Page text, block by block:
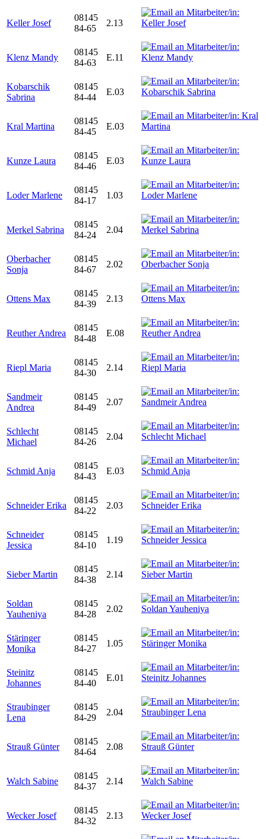
Keller Josef
08145
84-65
2.13
Klenz Mandy
08145
84-63
E.11
Kobarschik
Sabrina
08145
84-44
E.03
Kral Martina
08145
84-45
E.03
Kunze Laura
08145
84-46
E.03
Loder Marlene
08145
84-17
1.03
Merkel Sabrina
08145
84-24
2.04
Oberbacher
Sonja
08145
84-67
2.02
Ottens Max
08145
84-39
2.13
Reuther Andrea
08145
84-48
E.08
Riepl Maria
08145
84-30
2.14
Sandmeir
Andrea
08145
84-49
2.07
Schlecht
Michael
08145
84-26
2.04
Schmid Anja
08145
84-43
E.03
Schneider Erika
08145
84-22
2.03
Schneider
Jessica
08145
84-10
1.19
Sieber Martin
08145
84-38
2.14
Soldan
Yauheniya
08145
84-28
2.02
Stäringer
Monika
08145
84-27
1.05
Steinitz
Johannes
08145
84-40
E.01
Straubinger
Lena
08145
84-29
2.04
Strauß Günter
08145
84-64
2.08
Walch Sabine
08145
84-37
2.14
Wecker Josef
08145
84-32
2.13